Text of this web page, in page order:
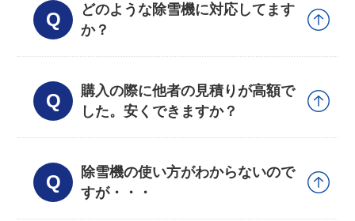
どのような除雪機に対応してます
か？
購入の際に他者の見積りが高額で
した。安くできますか？
除雪機の使い方がわからないので
すが・・・